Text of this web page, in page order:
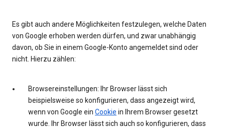
Es gibt auch andere Möglichkeiten festzulegen, welche Daten
von Google erhoben werden dürfen, und zwar unabhängig
davon, ob Sie in einem Google-Konto angemeldet sind oder
nicht. Hierzu zählen:
Browsereinstellungen: Ihr Browser lässt sich
beispielsweise so konfigurieren, dass angezeigt wird,
wenn von Google ein Cookie in Ihrem Browser gesetzt
wurde. Ihr Browser lässt sich auch so konfigurieren, dass